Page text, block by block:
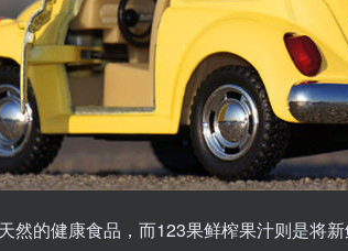
然的健康食品，而123果鲜榨果汁则是将